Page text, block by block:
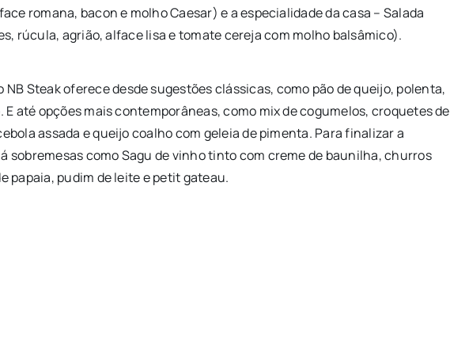
romana, bacon e molho Caesar) e a especialidade da casa – Salada
rúcula, agrião, alface lisa e tomate cereja com molho balsâmico).
Steak oferece desde sugestões clássicas, como pão de queijo, polenta,
até opções mais contemporâneas, como mix de cogumelos, croquetes de
assada e queijo coalho com geleia de pimenta. Para finalizar a
sobremesas como Sagu de vinho tinto com creme de baunilha, churros
papaia, pudim de leite e petit gateau.